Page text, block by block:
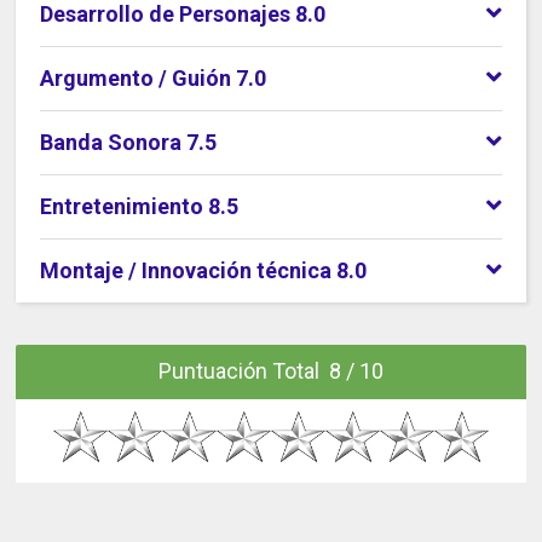
Desarrollo de Personajes 8.0
Argumento / Guión 7.0
Banda Sonora 7.5
Entretenimiento 8.5
Montaje / Innovación técnica 8.0
Puntuación Total 8 / 10